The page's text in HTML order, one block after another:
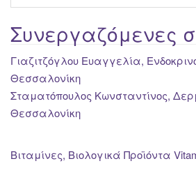
Συνεργαζόμενες
Γιαζιτζόγλου Ευαγγελία,
Θεσσαλονίκη
Σταματόπουλος Κωνσταντίνος,
Θεσσαλονίκη
Βιταμίνες, Βιολογικά Προϊόντα